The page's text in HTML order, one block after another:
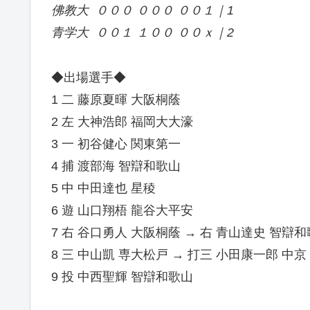
佛教大 ０００ ０００ ００１｜1
青学大
００１ １００ ００ｘ｜2
◆出場選手◆
1 二 藤原夏暉 大阪桐蔭
2 左 大神浩郎 福岡大大濠
3 一 初谷健心 関東第一
4 捕 渡部海 智辯和歌山
5 中 中田達也 星稜
6 遊 山口翔梧 龍谷大平安
7 右 谷口勇人 大阪桐蔭 → 右 青山達史 智辯和
8 三 中山凱 専大松戸 → 打三 小田康一郎 中京
9 投 中西聖輝 智辯和歌山